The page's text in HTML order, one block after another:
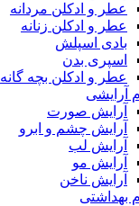
عطر و ادکلن مردانه
عطر و ادکلن زنانه
بادی اسپلش
اسپری بدن
عطر و ادکلن بچه گانه
آرایشی
آرایش صورت
آرایش چشم و ابرو
آرایش لب
آرایش مو
آرایش ناخن
بهداشتی